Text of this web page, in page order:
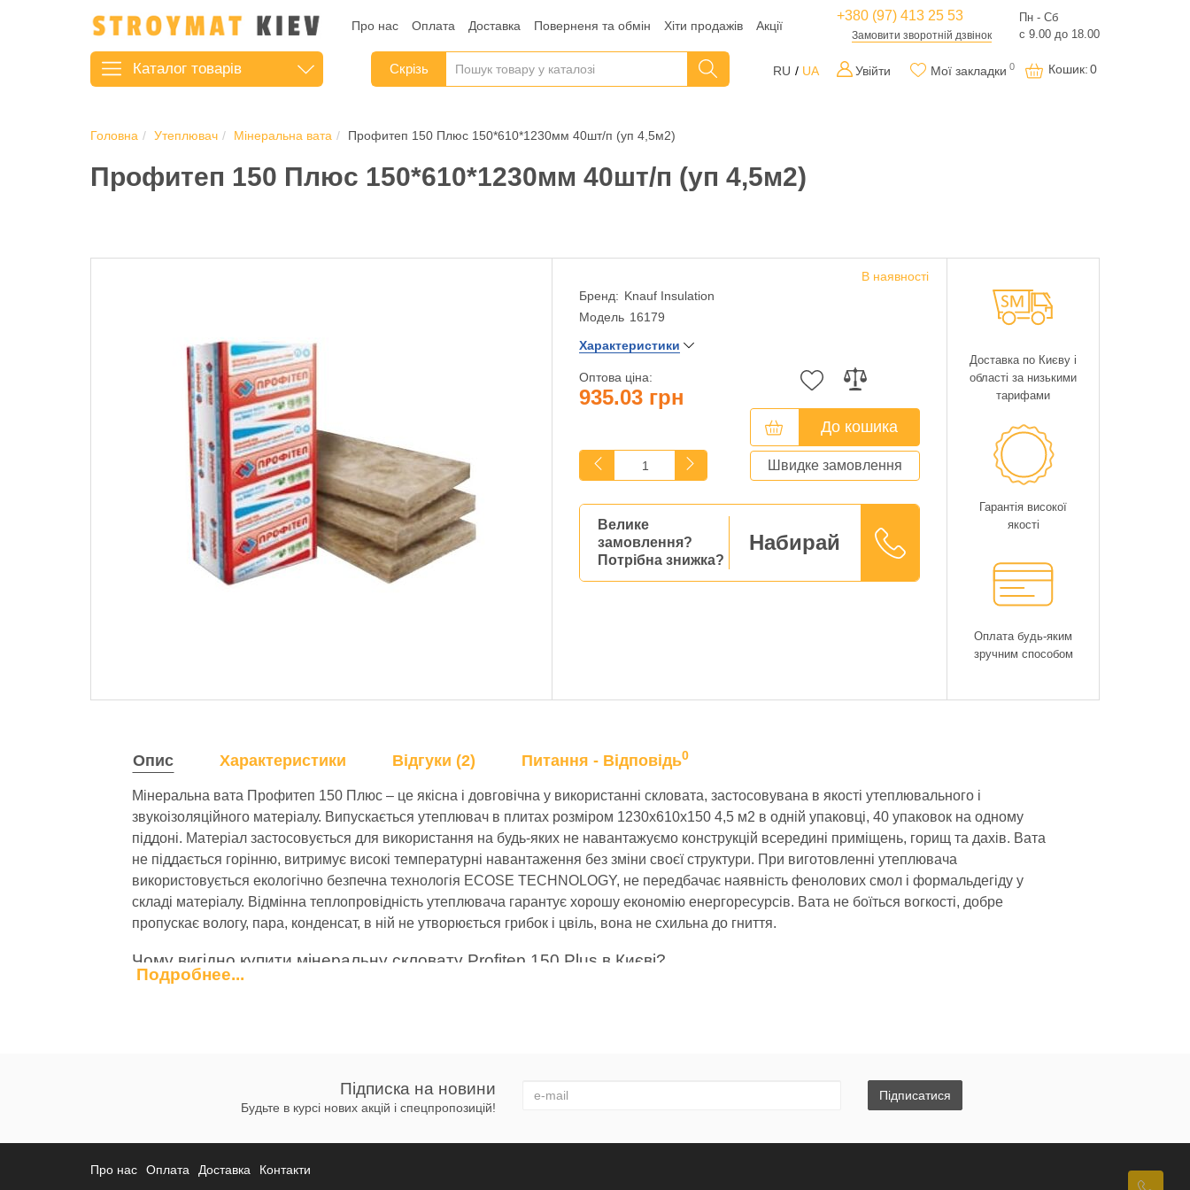
Про нас Оплата Доставка Поверненя та обмін Хіти продажів Акції
+380 (97) 413 25 53
Замовити зворотній дзвінок
Пн - Сб
с 9.00 до 18.00
Каталог товарів Скрізь RU UA Увійти Мої закладки 0 Кошик: 0
Головна Утеплювач Мінеральна вата Профитеп 150 Плюс 150*610*1230мм 40шт/п (уп 4,5м2)
Профитеп 150 Плюс 150*610*1230мм 40шт/п (уп 4,5м2)
Бренд: Knauf Insulation
Модель 16179
Характеристики
В наявності
Оптова ціна:
935.03 грн
До кошика
Швидке замовлення
Велике
замовлення?
Потрібна знижка?
Набирай
Доставка по Києву і
області за низькими
тарифами
Гарантія високої
якості
Оплата будь-яким
зручним способом
Опис Характеристики Відгуки (2) Питання - Відповідь0
Мінеральна вата Профитеп 150 Плюс – це якісна і довговічна у використанні скловата, застосовувана в якості утеплювального і
звукоізоляційного матеріалу. Випускається утеплювач в плитах розміром 1230х610х150 4,5 м2 в одній упаковці, 40 упаковок на одному
піддоні. Матеріал застосовується для використання на будь-яких не навантажуємо конструкцій всередині приміщень, горищ та дахів. Вата
не піддається горінню, витримує високі температурні навантаження без зміни своєї структури. При виготовленні утеплювача
використовується екологічно безпечна технологія ECOSE TECHNOLOGY, не передбачає наявність фенолових смол і формальдегіду у
складі матеріалу. Відмінна теплопровідність утеплювача гарантує хорошу економію енергоресурсів. Вата не боїться вогкості, добре
пропускає вологу, пара, конденсат, в ній не утворюється грибок і цвіль, вона не схильна до гниття.
Чому вигідно купити мінеральну скловату Profitep 150 Plus в Києві?
Повністю екологічно безпечний матеріал, не містить в своєму складі шкідливих і токсичних компонентів, здатних створити загрозу і
завдати шкоди здоров'ю людини і домашніх тварин.
Купівля мінеральної вати Profitep 150 Plus буде актуальна для компаній Києва і інших міст України, що спеціалізуються на будівництві та
ремонті будівель і споруд цивільного, комерційного та промислового призначення.
Подробнее...
Підписка на новини
Будьте в курсі нових акцій і спецпропозицій!
Підписатися
Про нас Оплата Доставка Контакти